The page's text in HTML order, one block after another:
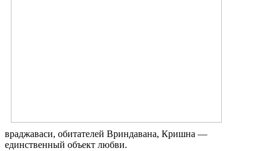
враджаваси, обитателей Вриндавана, Кришна —
единственный объект любви.